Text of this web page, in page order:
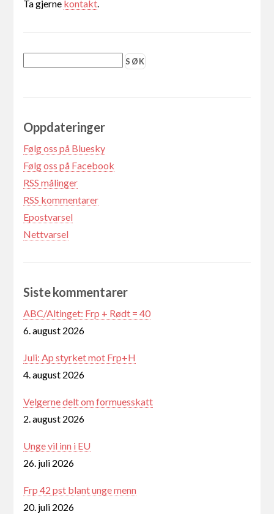
Ta gjerne kontakt.
Oppdateringer
Følg oss på Bluesky
Følg oss på Facebook
RSS målinger
RSS kommentarer
Epostvarsel
Nettvarsel
Siste kommentarer
ABC/Altinget: Frp + Rødt = 40
6. august 2026
Juli: Ap styrket mot Frp+H
4. august 2026
Velgerne delt om formuesskatt
2. august 2026
Unge vil inn i EU
26. juli 2026
Frp 42 pst blant unge menn
20. juli 2026